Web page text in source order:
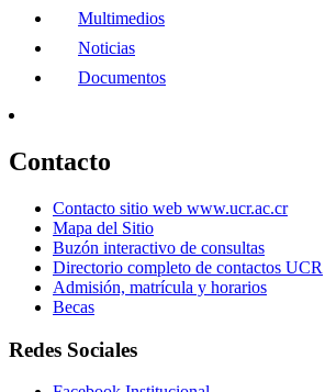
Multimedios
Noticias
Documentos
Contacto
Contacto sitio web www.ucr.ac.cr
Mapa del Sitio
Buzón interactivo de consultas
Directorio completo de contactos UCR
Admisión, matrícula y horarios
Becas
Redes Sociales